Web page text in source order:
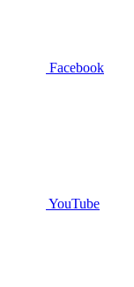
Facebook
YouTube